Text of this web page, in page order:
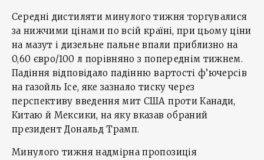
Середні дистиляти минулого тижня торгувалися
за нижчими цінами по всій країні, при цьому ціни
на мазут і дизельне пальне впали приблизно на
0,60 євро/100 л порівняно з попереднім тижнем.
Падіння відповідало падінню вартості ф’ючерсів
на газойль Ice, яке зазнало тиску через
перспективу введення мит США проти Канади,
Китаю й Мексики, на яку вказав обраний
президент Дональд Трамп.
Минулого тижня надмірна пропозиція